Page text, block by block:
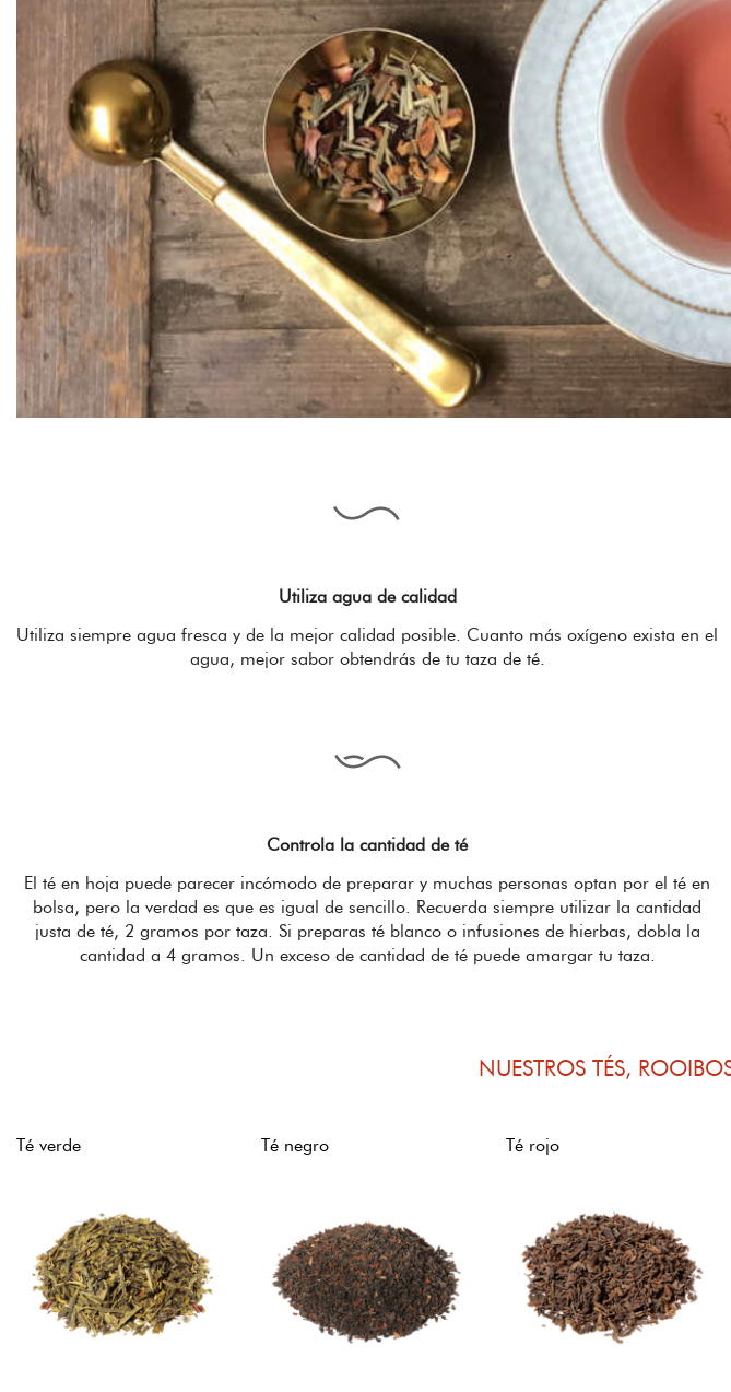
Utiliza agua de calidad
Utiliza siempre agua fresca y de la mejor calidad posible. Cuanto más oxígeno exista en el
agua, mejor sabor obtendrás de tu taza de té.
Controla la cantidad de té
El té en hoja puede parecer incómodo de preparar y muchas personas optan por el té en
bolsa, pero la verdad es que es igual de sencillo. Recuerda siempre utilizar la cantidad
justa de té, 2 gramos por taza. Si preparas té blanco o infusiones de hierbas, dobla la
cantidad a 4 gramos. Un exceso de cantidad de té puede amargar tu taza.
NUESTROS TÉS,
Té verde Té negro Té rojo